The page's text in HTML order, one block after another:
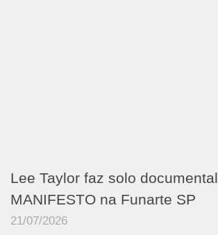
Lee Taylor faz solo documental
MANIFESTO na Funarte SP
21/07/2026